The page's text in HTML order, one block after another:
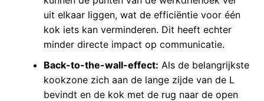
uit elkaar liggen, wat de efficiëntie voor één
kok iets kan verminderen. Dit heeft echter
minder directe impact op communicatie.
Back-to-the-wall-effect: Als de belangrijkste
kookzone zich aan de lange zijde van de L
bevindt en de kok met de rug naar de open